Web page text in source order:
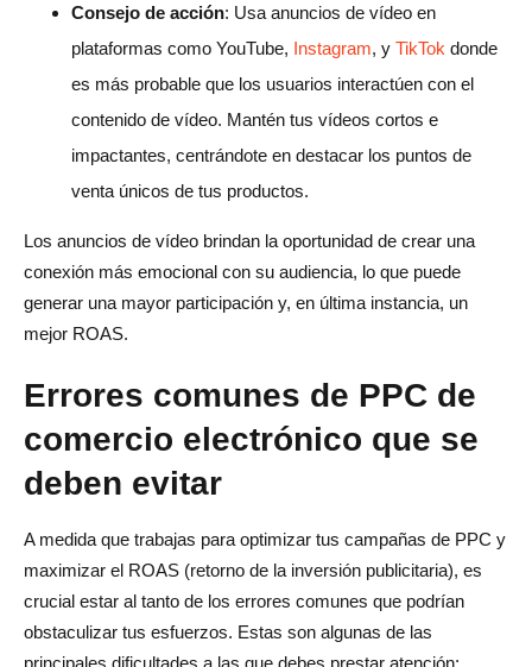
Consejo de acción: Usa anuncios de vídeo en
plataformas como YouTube, Instagram, y TikTok donde
es más probable que los usuarios interactúen con el
contenido de vídeo. Mantén tus vídeos cortos e
impactantes, centrándote en destacar los puntos de
venta únicos de tus productos.
Los anuncios de vídeo brindan la oportunidad de crear una
conexión más emocional con su audiencia, lo que puede
generar una mayor participación y, en última instancia, un
mejor ROAS.
Errores comunes de PPC de
comercio electrónico que se
deben evitar
A medida que trabajas para optimizar tus campañas de PPC y
maximizar el ROAS (retorno de la inversión publicitaria), es
crucial estar al tanto de los errores comunes que podrían
obstaculizar tus esfuerzos. Estas son algunas de las
principales dificultades a las que debes prestar atención: